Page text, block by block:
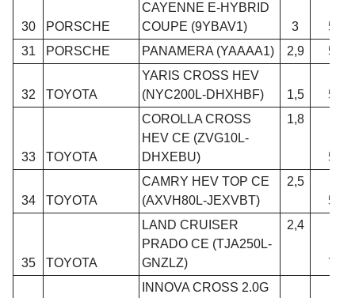
30 PORSCHE
CAYENNE E-HYBRID
COUPE (9YBAV1)
3
5
31
PORSCHE PANAMERA (YAAAA1) 2,9 5
32 TOYOTA
YARIS CROSS HEV
(NYC200L-DHXHBF)
1,5 5
33 TOYOTA
COROLLA CROSS
HEV CE (ZVG10L-
DHXEBU)
1,8
5
34 TOYOTA
CAMRY HEV TOP CE
(AXVH80L-JEXVBT)
2,5
5
35 TOYOTA
LAND CRUISER
PRADO CE (TJA250L-
GNZLZ)
2,4
7
INNOVA CROSS 2.0G